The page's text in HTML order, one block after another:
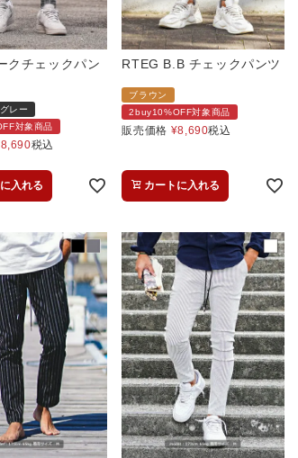
クチェックパン
レー
対象商品
8,690税込
入れる
RTEG B.B チェックパンツ
ブラウン
2buy10%OFF対象商品
販売価格 ¥8,690税込
カートに入れる